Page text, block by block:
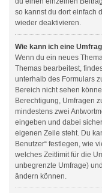
so kannst du dort einfach
wieder deaktivieren.
Wie kann ich eine
Wenn du ein neues
Themas bearbeitest,
unterhalb des Formulars
Bereich nicht sehen
Berechtigung, Umfragen
mindestens zwei
eingeben und dabei
eigenen Zeile steht. Du
Benutzer“ festlegen, wie
welches Zeitlimit für die
unbegrenzte Umfrage)
ändern können.